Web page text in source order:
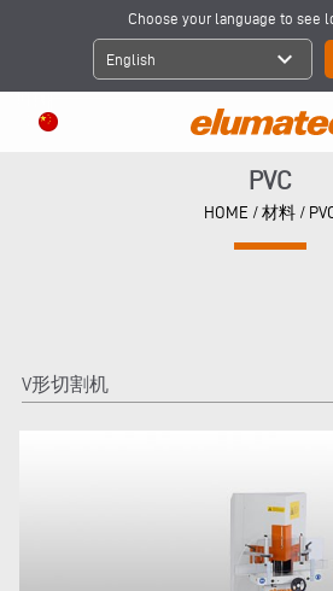
Choose your language to see
English expand_more
PVC
HOME / 材料/
V形切割机